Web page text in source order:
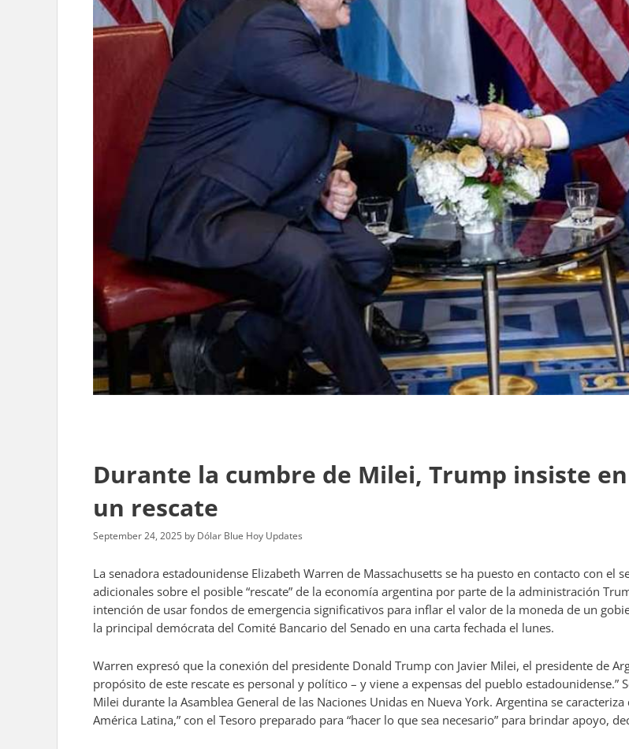
Durante la cumbre de Milei, Trump insiste
un rescate
September 24, 2025 by Dólar Blue Hoy Updates
La senadora estadounidense Elizabeth Warren de Massachusetts se ha puesto en contacto con el
adicionales sobre el posible “rescate” de la economía argentina por parte de la administración
intención de usar fondos de emergencia significativos para inflar el valor de la moneda de un
la principal demócrata del Comité Bancario del Senado en una carta fechada el lunes.
Warren expresó que la conexión del presidente Donald Trump con Javier Milei, el presidente de
propósito de este rescate es personal y político – y viene a expensas del pueblo
Milei durante la Asamblea General de las Naciones Unidas en Nueva York. Argentina se
América Latina,” con el Tesoro preparado para “hacer lo que sea necesario” para brindar apoyo,